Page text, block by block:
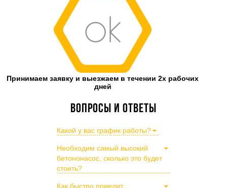
Принимаем заявку и выезжаем в течении 2х рабочих
дней
Вопросы и ответы
Какой у вас график работы?
Необходим самый высокий
бетононасос, сколько это будет
стоить?
Как быстро приедит